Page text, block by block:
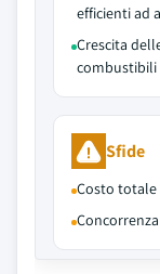
efficienti ad
Crescita
Sfide
Costo totale